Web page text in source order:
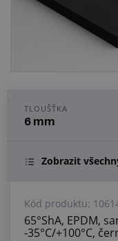
Vše o nákupu
TLOUŠŤKA
6 mm
Zobrazit
Kód produktu:
65°ShA, EPDM,
-35°C/+100°C,